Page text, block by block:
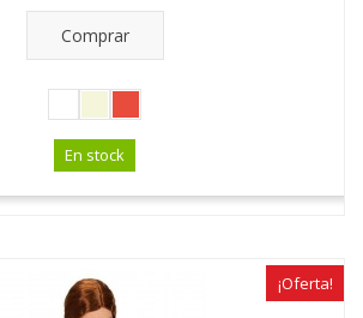
Comprar
En stock
¡Oferta!